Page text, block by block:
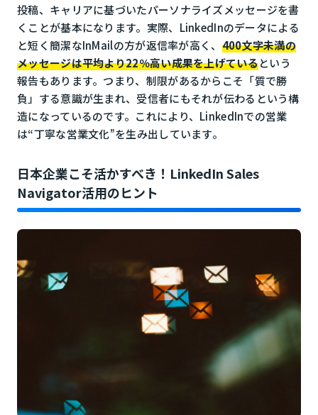
投稿、キャリアに基づいたパーソナライズメッセージを書
くことが基本になります。実際、LinkedInのデータによる
と短く簡潔なInMailの方が返信率が高く、 400文字未満の
メッセージは平均より22％高い成果を上げているという
報告もあります。つまり、制限があるからこそ「質で勝
負」する意識が生まれ、受信者にもそれが伝わるという構
造になっているのです。これにより、LinkedInでの営業
は“丁寧な営業文化”を生み出しています。
日本企業こそ活かすべき！LinkedIn Sales
Navigator活用のヒント